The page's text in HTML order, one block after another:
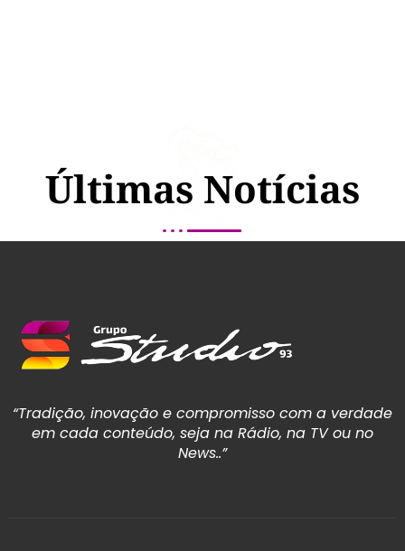
Últimas Notícias
“Tradição, inovação e compromisso com a verdade
em cada conteúdo, seja na Rádio, na TV ou no
News..”